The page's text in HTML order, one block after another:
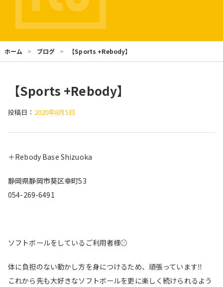
ホーム ブログ 【Sports +Rebody】
【Sports +Rebody】
投稿日： 2020年8月5日
＋Rebody Base Shizuoka
静岡県静岡市葵区幸町53
054-269-6491
ソフトボールをしているご利用者様⚾︎
体に負担のない動かし方を身につけるため、頑張っています‼
これから先も大好きなソフトボールを更に楽しく続けられるよう